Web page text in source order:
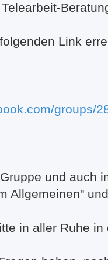
Link
groups/
und auch
Allgemeinen"
in aller Ruhe